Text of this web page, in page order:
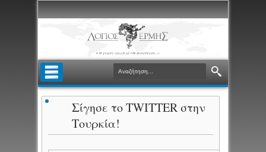
Σίγησε το TWITTER στην
Τουρκία!